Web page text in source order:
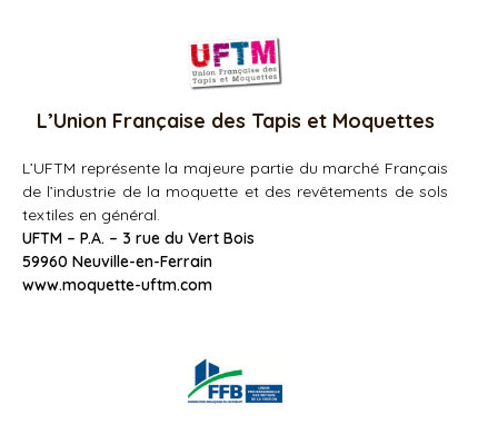
L’Union Française des Tapis et Moquettes
L’UFTM représente la majeure partie du marché Français
de l’industrie de la moquette et des revêtements de sols
textiles en général.
UFTM – P.A. – 3 rue du Vert Bois
59960 Neuville-en-Ferrain
www.moquette-uftm.com